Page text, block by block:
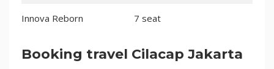
Innova Reborn 7 seat
Booking travel Cilacap Jakarta